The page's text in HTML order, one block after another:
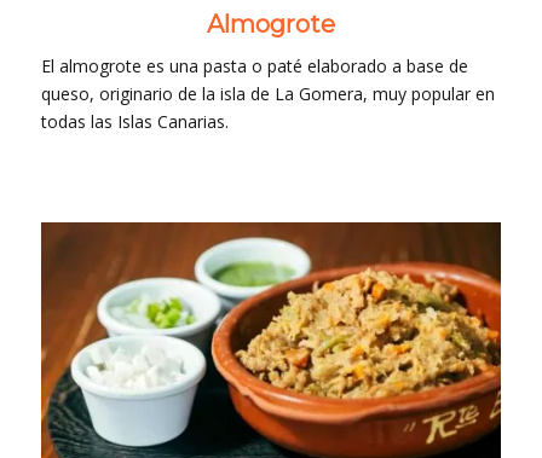
Almogrote
El almogrote es una pasta o paté elaborado a base de
queso, originario de la isla de La Gomera, muy popular en
todas las Islas Canarias.